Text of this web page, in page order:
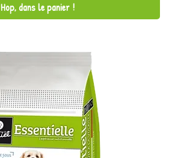
Hop, dans le panier !